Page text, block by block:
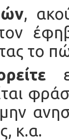
,
το
κ.α.